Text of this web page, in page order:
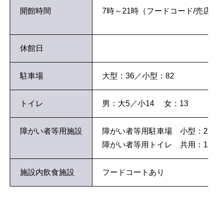
開館時間 7時～21時（フードコード/売店)
休館日
駐車場 大型：36／小型：82
トイレ 男：大5／小14 女：13
障がい者等用施設
障がい者等用駐車場 小型：2台
障がい者等用トイレ 共用：1
施設内飲食施設 フードコートあり